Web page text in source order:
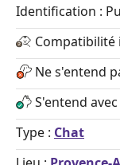
Identification :
Compatibilité
Ne s'entend
S'entend
Type : Chat